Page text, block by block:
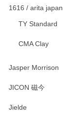
1616 / arita japan
TY Standard
CMA Clay
Jasper Morrison
JICON 磁今
Jielde